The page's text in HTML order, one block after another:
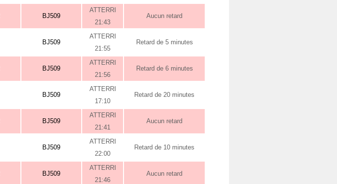
BJ509
ATTERRI
21:43
Aucun retard
BJ509
ATTERRI
21:55
Retard de 5 minutes
BJ509
ATTERRI
21:56
Retard de 6 minutes
BJ509
ATTERRI
17:10
Retard de 20 minutes
BJ509
ATTERRI
21:41
Aucun retard
BJ509
ATTERRI
22:00
Retard de 10 minutes
BJ509
ATTERRI
21:46
Aucun retard